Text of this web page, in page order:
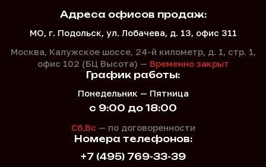
Адреса офисов продаж:
МО, г. Подольск, ул. Лобачева, д. 13, офис 311
Москва, Калужское шоссе, 24-й километр, д. 1, стр. 1,
офис 102 (БЦ Высота) — Временно закрыт
Номера телефонов:
+7 (495) 769-33-39
График работы:
Понедельник — Пятница
с 9:00 до 18:00
Сб,Вс — по договоренности